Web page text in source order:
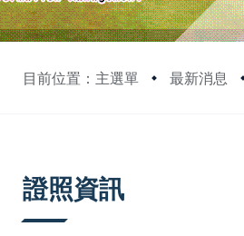
目前位置：主選單 最新消息
證照資訊